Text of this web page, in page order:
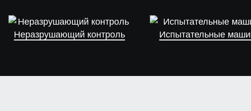
Неразрушающий контроль Испытательные